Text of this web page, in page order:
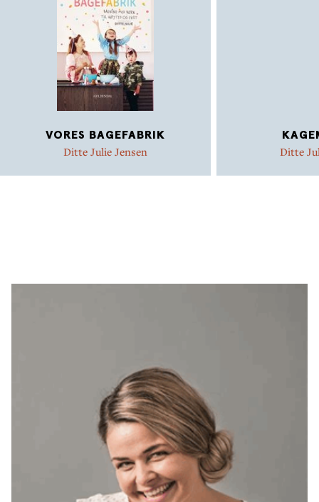
VORES BAGEFABRIK
Ditte Julie Jensen Ditte